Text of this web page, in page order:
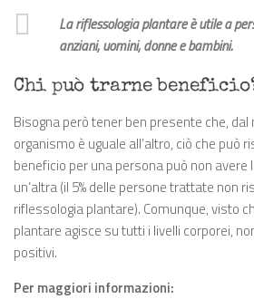
La riflessologia plantare è utile a
anziani, uomini, donne e bambini.
Chi può trarne
Bisogna però tener ben presente che,
organismo è uguale all’altro, ciò che può
beneficio per una persona può non
un’altra (il 5% delle persone trattate non
riflessologia plantare). Comunque, visto
plantare agisce su tutti i livelli corporei,
positivi.
Per maggiori informazioni: